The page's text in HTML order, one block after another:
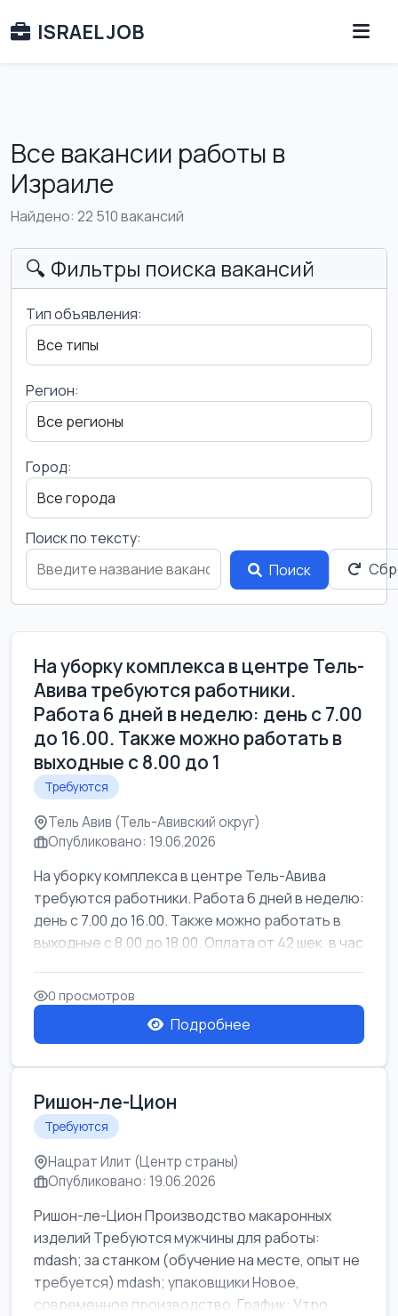
ISRAEL JOB
Все вакансии работы в
Израиле
Найдено: 22 510 вакансий
🔍 Фильтры поиска вакансий
Тип объявления:
Регион:
Город:
Поиск по тексту:
Поиск
На уборку комплекса в центре Тель-
Авива требуются работники.
Работа 6 дней в неделю: день с 7.00
до 16.00. Также можно работать в
выходные с 8.00 до 1
Требуются
Тель Авив (Тель-Авивский округ)
Опубликовано: 19.06.2026
На уборку комплекса в центре Тель-Авива
требуются работники. Работа 6 дней в неделю:
день с 7.00 до 16.00. Также можно работать в
выходные с 8.00 до 18.00. Оплата от 42 шек. в час
0 просмотров
Подробнее
Ришон-ле-Цион
Требуются
Нацрат Илит (Центр страны)
Опубликовано: 19.06.2026
Ришон-ле-Цион Производство макаронных
изделий Требуются мужчины для работы:
mdash; за станком (обучение на месте, опыт не
требуется) mdash; упаковщики Новое,
современное производство. График: Утро